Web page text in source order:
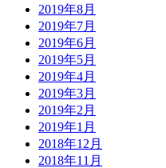
2019年8月
2019年7月
2019年6月
2019年5月
2019年4月
2019年3月
2019年2月
2019年1月
2018年12月
2018年11月